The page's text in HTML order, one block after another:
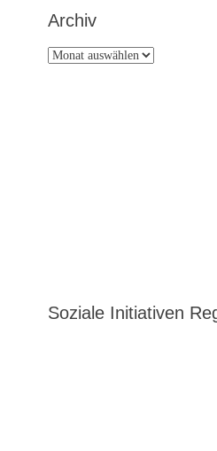
Archiv
Archiv
Soziale Initiativen